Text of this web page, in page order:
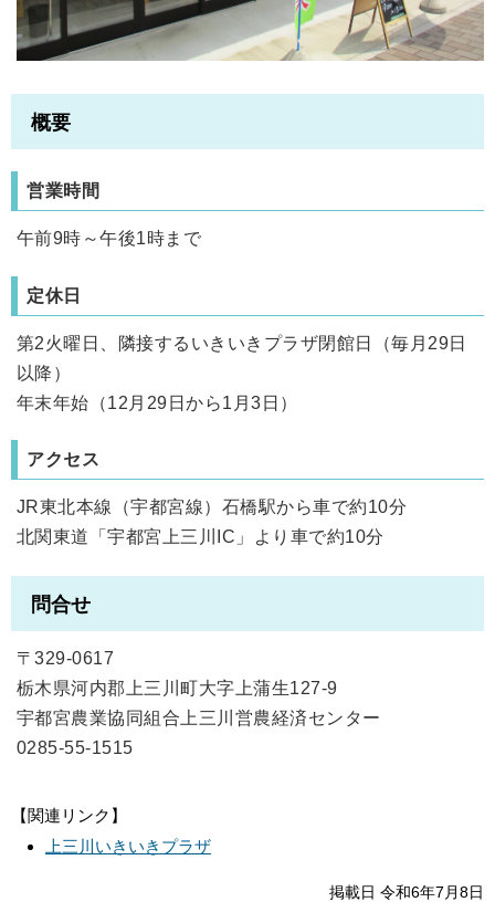
概要
営業時間
午前9時～午後1時まで
定休日
第2火曜日、隣接するいきいきプラザ閉館日（毎月29日
以降）
年末年始（12月29日から1月3日）
アクセス
JR東北本線（宇都宮線）石橋駅から車で約10分
北関東道「宇都宮上三川IC」より車で約10分
問合せ
〒329-0617
栃木県河内郡上三川町大字上蒲生127-9
宇都宮農業協同組合上三川営農経済センター
0285-55-1515
【関連リンク】
上三川いきいきプラザ
掲載日 令和6年7月8日